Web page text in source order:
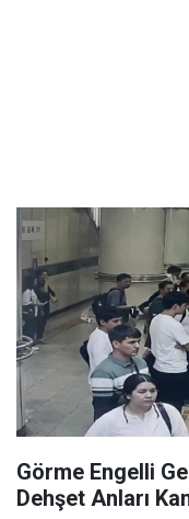
Görme Engelli
Dehşet Anları